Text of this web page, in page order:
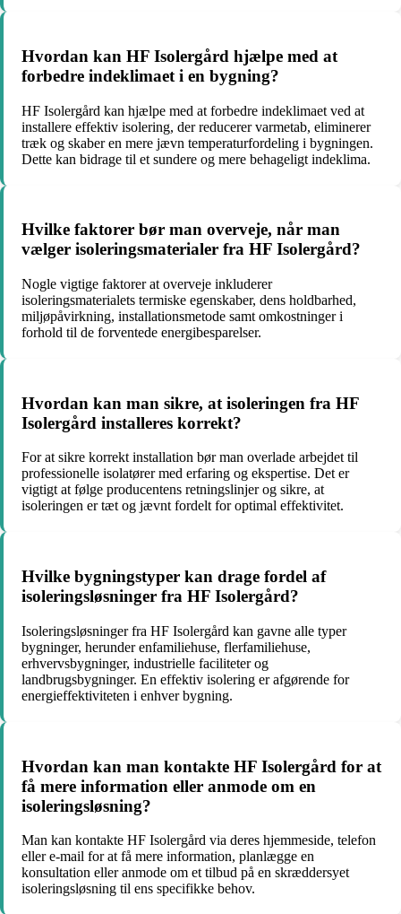
Hvordan kan HF Isolergård hjælpe med at
forbedre indeklimaet i en bygning?
HF Isolergård kan hjælpe med at forbedre indeklimaet ved at
installere effektiv isolering, der reducerer varmetab, eliminerer
træk og skaber en mere jævn temperaturfordeling i bygningen.
Dette kan bidrage til et sundere og mere behageligt indeklima.
Hvilke faktorer bør man overveje, når man
vælger isoleringsmaterialer fra HF Isolergård?
Nogle vigtige faktorer at overveje inkluderer
isoleringsmaterialets termiske egenskaber, dens holdbarhed,
miljøpåvirkning, installationsmetode samt omkostninger i
forhold til de forventede energibesparelser.
Hvordan kan man sikre, at isoleringen fra HF
Isolergård installeres korrekt?
For at sikre korrekt installation bør man overlade arbejdet til
professionelle isolatører med erfaring og ekspertise. Det er
vigtigt at følge producentens retningslinjer og sikre, at
isoleringen er tæt og jævnt fordelt for optimal effektivitet.
Hvilke bygningstyper kan drage fordel af
isoleringsløsninger fra HF Isolergård?
Isoleringsløsninger fra HF Isolergård kan gavne alle typer
bygninger, herunder enfamiliehuse, flerfamiliehuse,
erhvervsbygninger, industrielle faciliteter og
landbrugsbygninger. En effektiv isolering er afgørende for
energieffektiviteten i enhver bygning.
Hvordan kan man kontakte HF Isolergård for at
få mere information eller anmode om en
isoleringsløsning?
Man kan kontakte HF Isolergård via deres hjemmeside, telefon
eller e-mail for at få mere information, planlægge en
konsultation eller anmode om et tilbud på en skræddersyet
isoleringsløsning til ens specifikke behov.